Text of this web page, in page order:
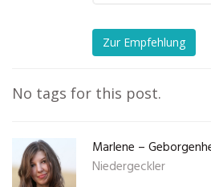
Zur Empfehlung
No tags for this post.
Marlene –
Niedergeckler